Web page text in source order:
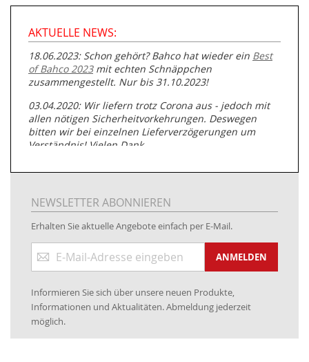
AKTUELLE NEWS:
18.06.2023: Schon gehört? Bahco hat wieder ein Best
of Bahco 2023mit echten Schnäppchen
zusammengestellt. Nur bis 31.10.2023!
03.04.2020: Wir liefern trotz Corona aus - jedoch mit
allen nötigen Sicherheitvorkehrungen. Deswegen
bitten wir bei einzelnen Lieferverzögerungen um
Verständnis! Vielen Dank.
05.07.2019: Neuester Zugang zu unserer
Rohrbearbeitung
01.06.2019: Individuell
bedruckte Kabeltrommeln
www.kabeltrommeln-versand.de/Kabelbedruckung
04.11.2018: Überarbeitung der Corporate Identity (CI)
16.01.2017:JETZT NEU- Visa & MasterCard (inkl.
Maestro)
12.01.2017:JETZT NEU- giropay, SOFORT-Überweisung
NEWSLETTER ABONNIEREN
Erhalten Sie aktuelle Angebote einfach per E-Mail.
zum
ANMELDEN
Informieren Sie sich über unsere neuen Produkte,
Informationen und Aktualitäten. Abmeldung jederzeit
möglich.